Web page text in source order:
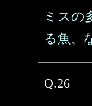
ミスの
る魚、
Q.26